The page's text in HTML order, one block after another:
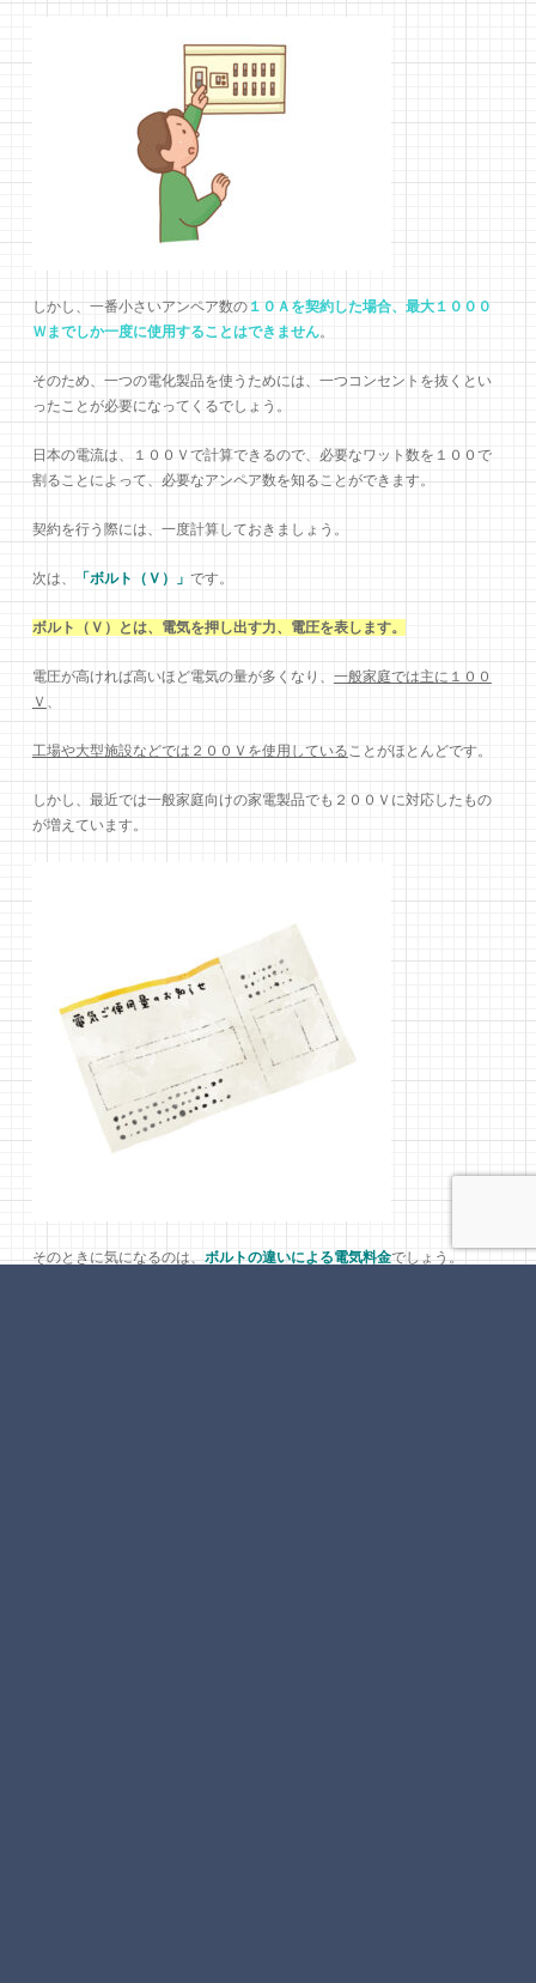
しかし、一番小さいアンペア数の１０Ａを契約した場合、最大１０００
Ｗまでしか一度に使用することはできません。
そのため、一つの電化製品を使うためには、一つコンセントを抜くとい
ったことが必要になってくるでしょう。
日本の電流は、１００Ｖで計算できるので、必要なワット数を１００で
割ることによって、必要なアンペア数を知ることができます。
契約を行う際には、一度計算しておきましょう。
次は、 「ボルト（Ｖ）」 です。
ボルト（Ｖ）とは、電気を押し出す力、電圧を表します。
電圧が高ければ高いほど電気の量が多くなり、 一般家庭では主に１００
Ｖ
工場や大型施設などでは２００Ｖを使用している ことがほとんどです。
しかし、最近では一般家庭向けの家電製品でも２００Ｖに対応したもの
が増えています。
そのときに気になるのは、ボルトの違いによる電気料金でしょう。